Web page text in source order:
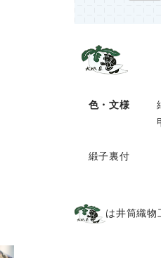
色・文様
緞子裏付
は井筒織物